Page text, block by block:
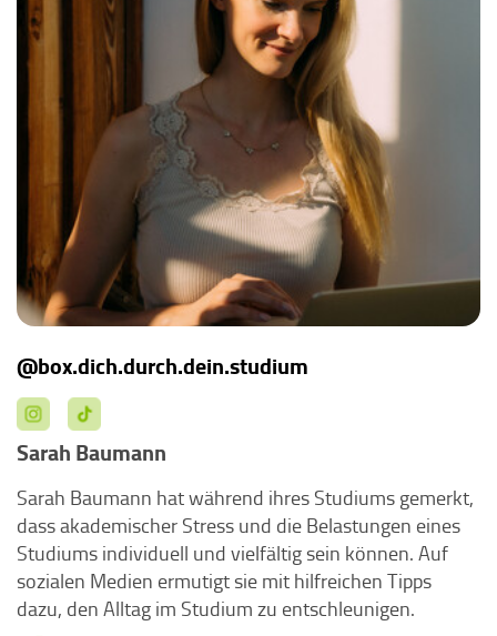
@box.dich.durch.dein.studium
Sarah Baumann
Sarah Baumann hat während ihres Studiums gemerkt,
dass akademischer Stress und die Belastungen eines
Studiums individuell und vielfältig sein können. Auf
sozialen Medien ermutigt sie mit hilfreichen Tipps
dazu, den Alltag im Studium zu entschleunigen.